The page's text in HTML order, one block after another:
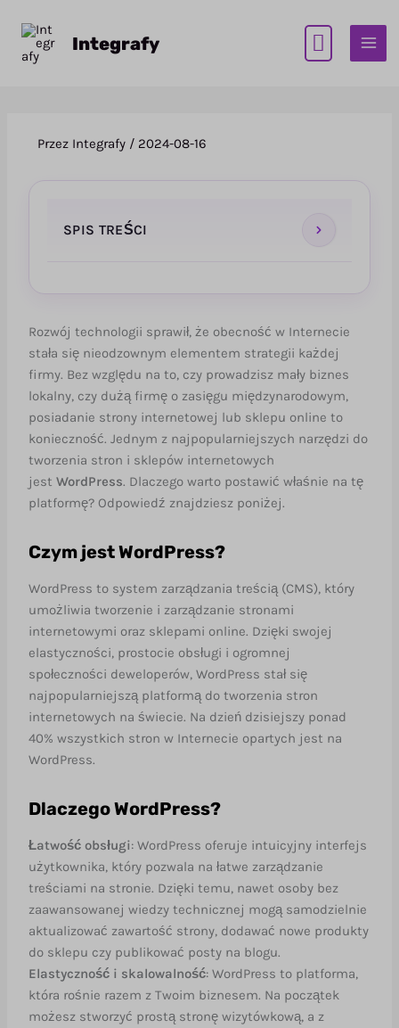
treści
Integrafy
Przez Integrafy / 2024-08-16
SPIS TREŚCI
Czym jest WordPress?
Dlaczego WordPress?
Budowanie sklepu na WordPress –
WooCommerce
Proces budowy strony lub sklepu na
WordPressie
Podsumowanie
Rozwój technologii sprawił, że obecność w Internecie
stała się nieodzownym elementem strategii każdej
firmy. Bez względu na to, czy prowadzisz mały biznes
lokalny, czy dużą firmę o zasięgu międzynarodowym,
posiadanie strony internetowej lub sklepu online to
konieczność. Jednym z najpopularniejszych narzędzi do
tworzenia stron i sklepów internetowych
jestWordPress. Dlaczego warto postawić właśnie na tę
platformę? Odpowiedź znajdziesz poniżej.
Czym jest WordPress?
WordPress to system zarządzania treścią (CMS), który
umożliwia tworzenie i zarządzanie stronami
internetowymi oraz sklepami online. Dzięki swojej
elastyczności, prostocie obsługi i ogromnej
społeczności deweloperów, WordPress stał się
najpopularniejszą platformą do tworzenia stron
internetowych na świecie. Na dzień dzisiejszy ponad
40% wszystkich stron w Internecie opartych jest na
WordPress.
Dlaczego WordPress?
Łatwość obsługi: WordPress oferuje intuicyjny interfejs
użytkownika, który pozwala na łatwe zarządzanie
treściami na stronie. Dzięki temu, nawet osoby bez
zaawansowanej wiedzy technicznej mogą samodzielnie
aktualizować zawartość strony, dodawać nowe produkty
do sklepu czy publikować posty na blogu.
Elastyczność i skalowalność: WordPress to platforma,
która rośnie razem z Twoim biznesem. Na początek
możesz stworzyć prostą stronę wizytówkową, a z